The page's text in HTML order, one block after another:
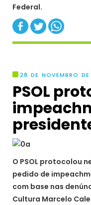
Federal.
28 DE NOVEMBRO DE
PSOL
O PSOL protocolou
pedido de
com base nas
Cultura Marcelo